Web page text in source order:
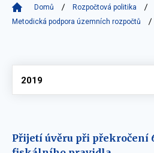
Domů Rozpočtová politika
Metodická podpora územních rozpočtů
Vyberte
2019
Přijetí úvěru při překročení